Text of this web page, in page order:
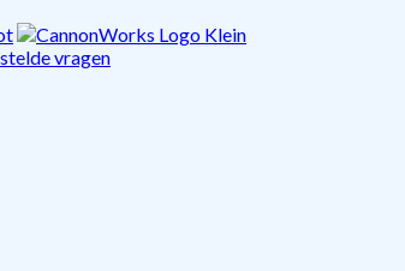
vragen